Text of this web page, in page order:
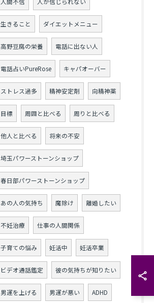
生きること ダイエットメニュー
高野豆腐の栄養 電話に出ない人
電話占いPureRose キャパオーバー
ストレス過多 精神安定剤 向精神薬
目標 周囲と比べる 周りと比べる
他人と比べる 将来の不安
埼玉パワーストーンショップ
春日部パワーストーンショップ
あの人の気持ち 魔除け 離婚したい
不妊治療 仕事の人間関係
子育ての悩み 妊活中 妊活卒業
ビデオ通話鑑定 彼の気持ちが知りたい
男運を上げる 男運が悪い ADHD